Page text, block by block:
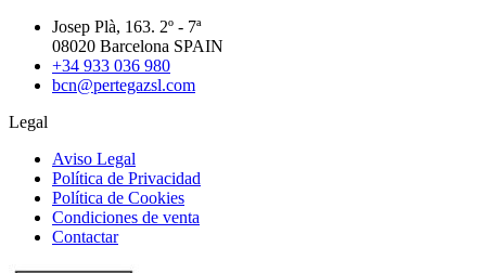
Josep Plà, 163. 2º - 7ª
08020 Barcelona SPAIN
+34 933 036 980
bcn@pertegazsl.com
Legal
Aviso Legal
Política de Privacidad
Política de Cookies
Condiciones de venta
Contactar